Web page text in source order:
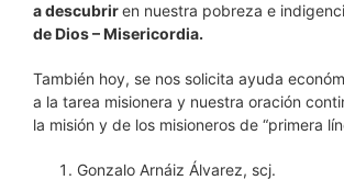
a descubriren nuestra pobreza e
de Dios – Misericordia.
También hoy, se nos solicita ayuda
a la tarea misionera y nuestra oración
la misión y de los misioneros de “primera
Gonzalo Arnáiz Álvarez, scj.